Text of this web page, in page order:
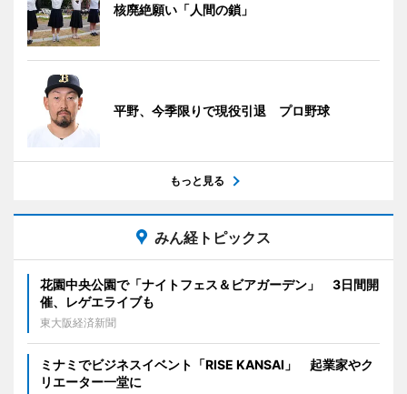
核廃絶願い「人間の鎖」
平野、今季限りで現役引退 プロ野球
もっと見る
みん経トピックス
花園中央公園で「ナイトフェス＆ビアガーデン」 3日間開
催、レゲエライブも
東大阪経済新聞
ミナミでビジネスイベント「RISE KANSAI」 起業家やク
リエーター一堂に